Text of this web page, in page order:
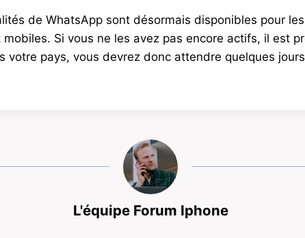
de WhatsApp sont désormais disponibles pour
mobiles. Si vous ne les avez pas encore actifs, il est
votre pays, vous devrez donc attendre quelques
L'équipe Forum Iphone